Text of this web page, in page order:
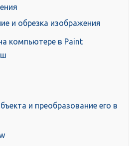
и обрезка изображения
компьютере в Paint
и преобразование его в